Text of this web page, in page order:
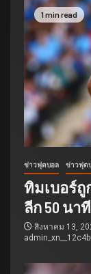
1 min read
ข่าวฟุตบอล ข่าวฟุต
ทิมเบอร์ถู
ลีก 50 นา
สิงหาคม 13,